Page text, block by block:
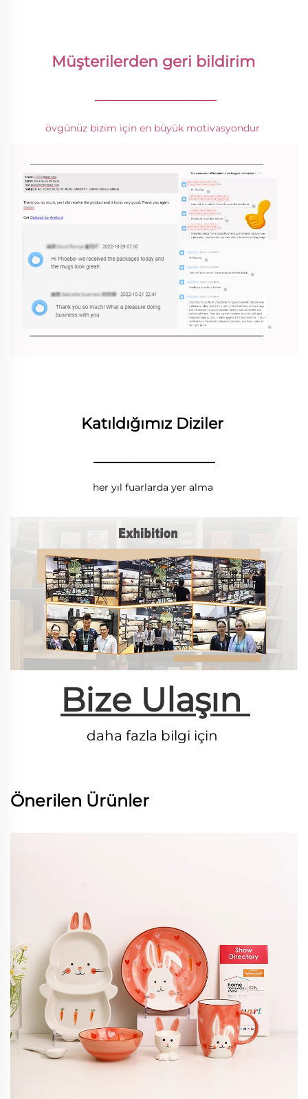
Müşterilerden geri bildirim
________________
övgünüz bizim için en büyük motivasyondur
Katıldığımız Diziler
________________
her yıl fuarlarda yer alma
Bize Ulaşın
daha fazla bilgi için
Önerilen Ürünler